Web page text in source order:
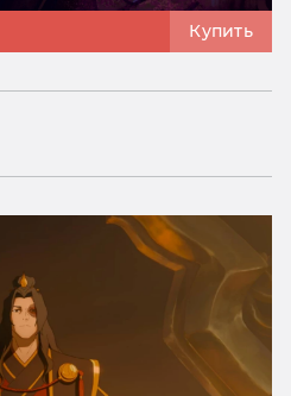
Купить